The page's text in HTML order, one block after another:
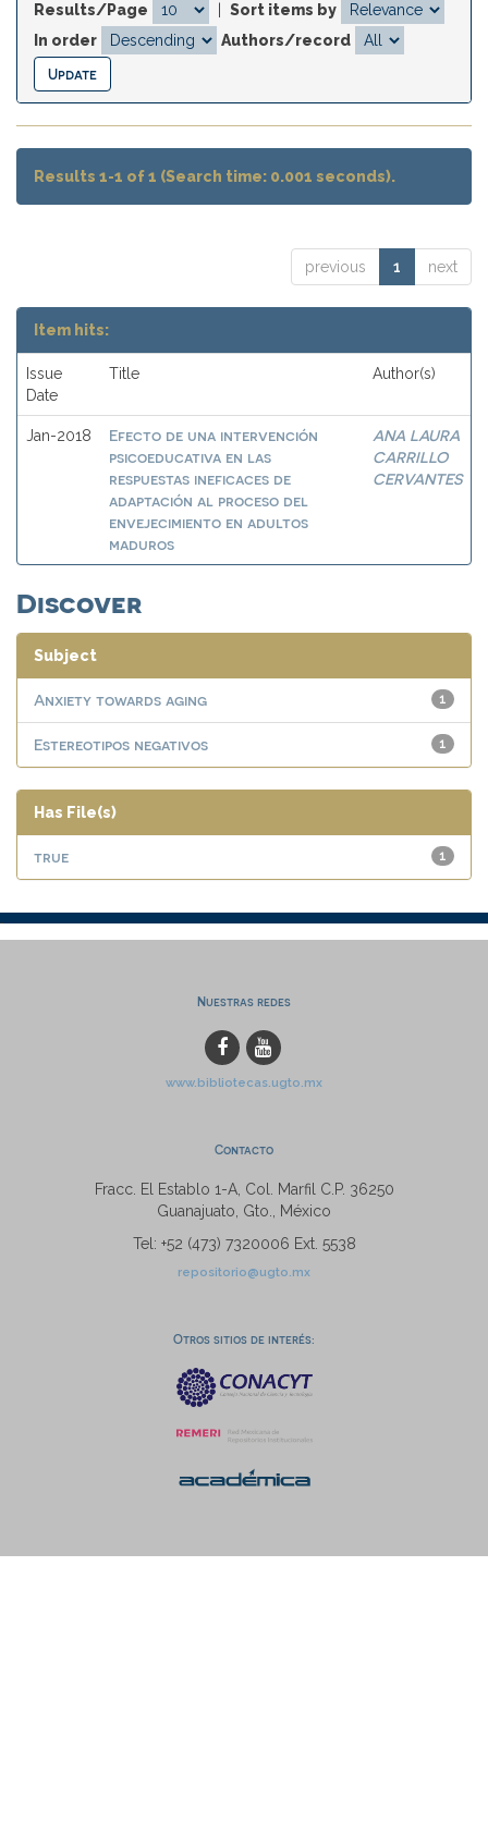
Results/Page
Sort items by
In order
Authors/record
Results 1-1 of 1 (Search time: 0.001 seconds).
previous 1 next
Item hits:
Issue
Date
Title Author(s)
Jan-2018
Efecto de una intervención
psicoeducativa en las
respuestas ineficaces de
adaptación al proceso del
envejecimiento en adultos
maduros
ANA LAURA
CARRILLO
CERVANTES
Discover
Subject
1
Anxiety towards aging
1
Estereotipos negativos
Has File(s)
1
true
Nuestras redes
www.bibliotecas.ugto.mx
Contacto
Fracc. El Establo 1-A, Col. Marfil C.P. 36250
Guanajuato, Gto., México
Tel: +52 (473) 7320006 Ext. 5538
repositorio@ugto.mx
Otros sitios de interés: